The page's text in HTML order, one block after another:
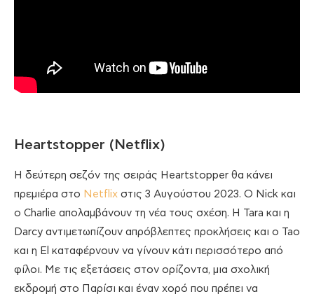
Heartstopper (Netflix)
Η δεύτερη σεζόν της σειράς Heartstopper θα κάνει
πρεμιέρα στο Netflix στις 3 Αυγούστου 2023. Ο Nick και
ο Charlie απολαμβάνουν τη νέα τους σχέση. Η Tara και η
Darcy αντιμετωπίζουν απρόβλεπτες προκλήσεις και ο Tao
και η El καταφέρνουν να γίνουν κάτι περισσότερο από
φίλοι. Με τις εξετάσεις στον ορίζοντα, μια σχολική
εκδρομή στο Παρίσι και έναν χορό που πρέπει να